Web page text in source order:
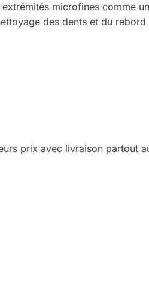
microfines comme
des dents et du
prix avec livraison partout